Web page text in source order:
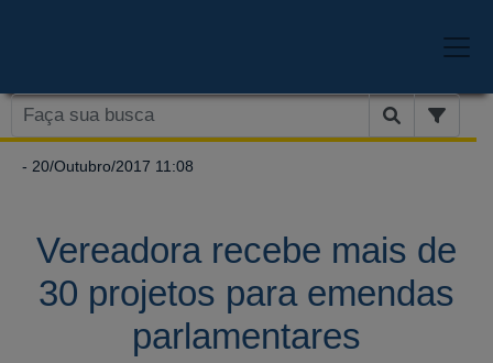
- 20/Outubro/2017 11:08
Vereadora recebe mais de
30 projetos para emendas
parlamentares